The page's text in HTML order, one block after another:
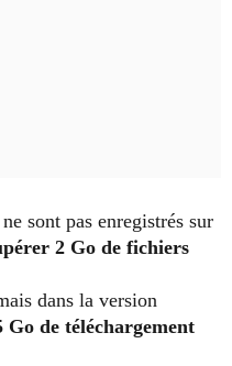
sont pas enregistrés sur
2 Go de fichiers
dans la version
Go de téléchargement